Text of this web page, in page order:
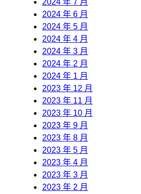
2024 年 6 月
2024 年 5 月
2024 年 4 月
2024 年 3 月
2024 年 2 月
2024 年 1 月
2023 年 12 月
2023 年 11 月
2023 年 10 月
2023 年 9 月
2023 年 8 月
2023 年 5 月
2023 年 4 月
2023 年 3 月
2023 年 2 月